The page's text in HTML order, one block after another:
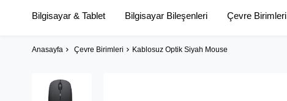
Bilgisayar & Tablet Bilgisayar Bileşenleri Çevre Birimleri
Anasayfa Çevre Birimleri Kablosuz Optik Siyah Mouse